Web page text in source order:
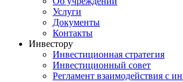
Услуги
Документы
Контакты
Инвестору
Инвестиционная стратегия
Инвестиционный совет
Регламент взаимодействия с